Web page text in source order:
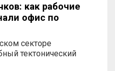
как рабочие
офис по
секторе
тектонический